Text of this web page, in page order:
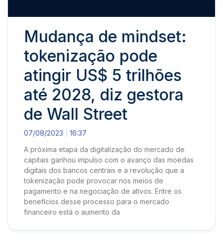
Mudança de mindset:
tokenização pode
atingir US$ 5 trilhões
até 2028, diz gestora
de Wall Street
07/08/2023
16:37
A próxima etapa da digitalização do mercado de
capitais ganhou impulso com o avanço das moedas
digitais dos bancos centrais e a revolução que a
tokenização pode provocar nos meios de
pagamento e na negociação de ativos. Entre os
benefícios desse processo para o mercado
financeiro está o aumento da